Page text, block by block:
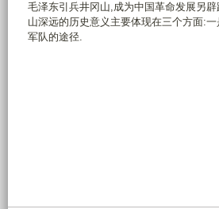
毛泽东引兵井冈山,成为中国革命发展另
山深远的历史意义主要体现在三个方面:
军队的途径.